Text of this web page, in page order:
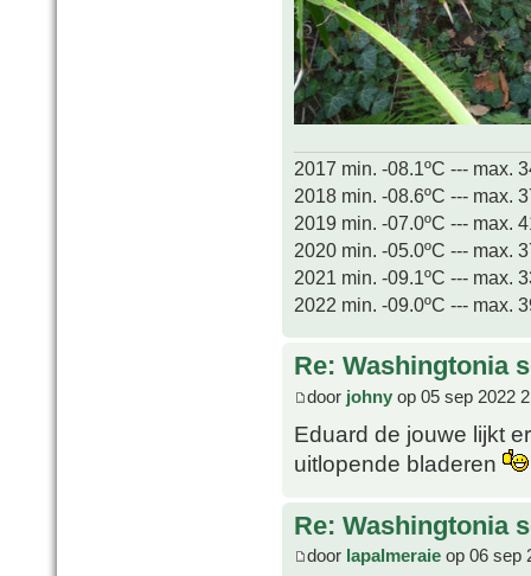
2017 min. -08.1ºC --- max.
2018 min. -08.6ºC --- max.
2019 min. -07.0ºC --- max.
2020 min. -05.0ºC --- max.
2021 min. -09.1ºC --- max.
2022 min. -09.0ºC --- max.
Re: Washingtonia
door johny op 05 sep 2022
Eduard de jouwe lijkt
uitlopende bladeren
Re: Washingtonia
door lapalmeraie op 06 sep